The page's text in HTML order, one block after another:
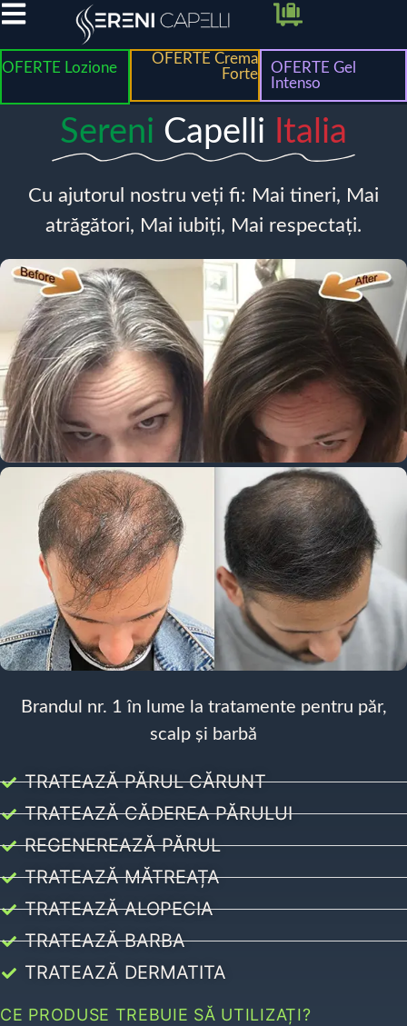
OFERTE Lozione
OFERTE Crema
Forte
OFERTE Gel
Intenso
Sereni Capelli Italia
Cu ajutorul nostru veți fi: Mai tineri, Mai
atrăgători, Mai iubiți, Mai respectați.
Brandul nr. 1 în lume la tratamente pentru păr,
scalp și barbă
TRATEAZĂ PĂRUL CĂRUNT
TRATEAZĂ CĂDEREA PĂRULUI
REGENEREAZĂ PĂRUL
TRATEAZĂ MĂTREAȚA
TRATEAZĂ ALOPECIA
TRATEAZĂ BARBA
TRATEAZĂ DERMATITA
CE PRODUSE TREBUIE SĂ UTILIZAȚI?